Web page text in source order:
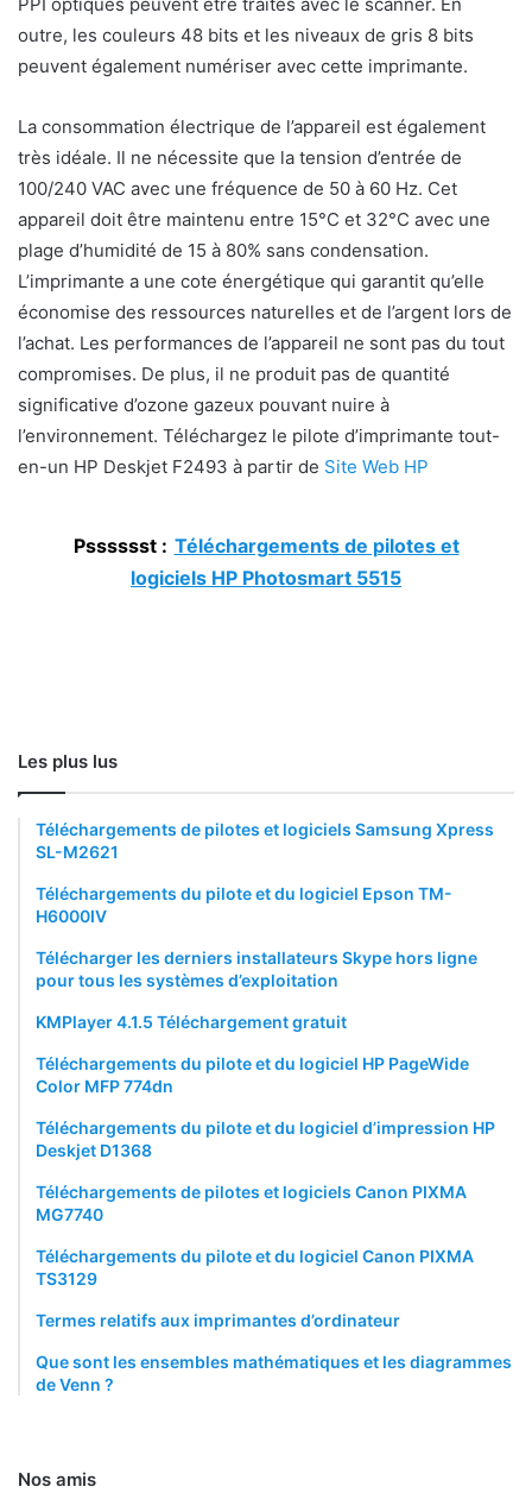
PPI optiques peuvent être traités avec le scanner. En
outre, les couleurs 48 bits et les niveaux de gris 8 bits
peuvent également numériser avec cette imprimante.
La consommation électrique de l’appareil est également
très idéale. Il ne nécessite que la tension d’entrée de
100/240 VAC avec une fréquence de 50 à 60 Hz. Cet
appareil doit être maintenu entre 15°C et 32°C avec une
plage d’humidité de 15 à 80% sans condensation.
L’imprimante a une cote énergétique qui garantit qu’elle
économise des ressources naturelles et de l’argent lors de
l’achat. Les performances de l’appareil ne sont pas du tout
compromises. De plus, il ne produit pas de quantité
significative d’ozone gazeux pouvant nuire à
l’environnement. Téléchargez le pilote d’imprimante tout-
en-un HP Deskjet F2493 à partir de Site Web HP
Psssssst : Téléchargements de pilotes et
logiciels HP Photosmart 5515
Les plus lus
Téléchargements de pilotes et logiciels Samsung Xpress
SL-M2621
Téléchargements du pilote et du logiciel Epson TM-
H6000IV
Télécharger les derniers installateurs Skype hors ligne
pour tous les systèmes d’exploitation
KMPlayer 4.1.5 Téléchargement gratuit
Téléchargements du pilote et du logiciel HP PageWide
Color MFP 774dn
Téléchargements du pilote et du logiciel d’impression HP
Deskjet D1368
Téléchargements de pilotes et logiciels Canon PIXMA
MG7740
Téléchargements du pilote et du logiciel Canon PIXMA
TS3129
Termes relatifs aux imprimantes d’ordinateur
Que sont les ensembles mathématiques et les diagrammes
de Venn ?
Nos amis